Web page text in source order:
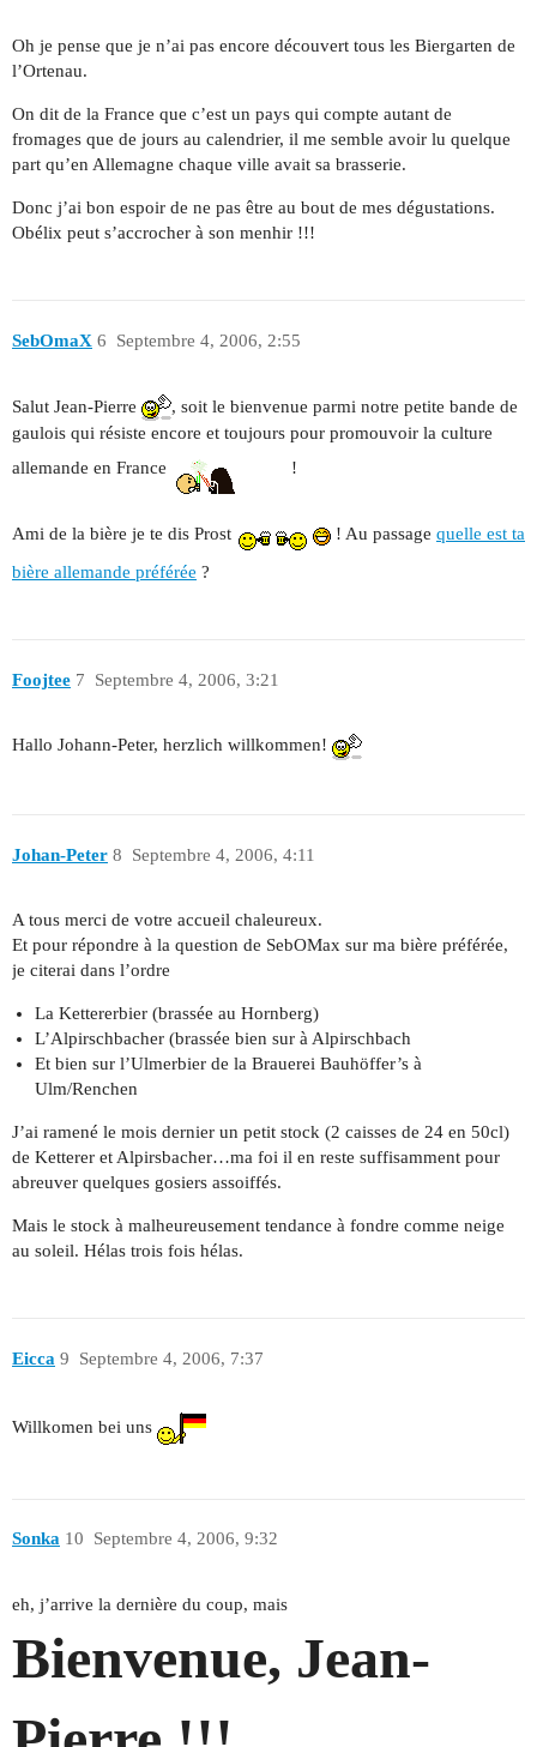
Oh je pense que je n’ai pas encore découvert tous les Biergarten de
l’Ortenau.
On dit de la France que c’est un pays qui compte autant de
fromages que de jours au calendrier, il me semble avoir lu quelque
part qu’en Allemagne chaque ville avait sa brasserie.
Donc j’ai bon espoir de ne pas être au bout de mes dégustations.
Obélix peut s’accrocher à son menhir !!!
SebOmaX Septembre 4, 2006, 2:55
6
Salut Jean-Pierre
, soit le bienvenue parmi notre petite bande de
gaulois qui résiste encore et toujours pour promouvoir la culture
allemande en France
!
Ami de la bière je te dis Prost ! Au passage quelle est ta
bière allemande préférée ?
Foojtee Septembre 4, 2006, 3:21
7
Hallo Johann-Peter, herzlich willkommen!
Johan-Peter Septembre 4, 2006, 4:11
8
A tous merci de votre accueil chaleureux.
Et pour répondre à la question de SebOMax sur ma bière préférée,
je citerai dans l’ordre
La Kettererbier (brassée au Hornberg)
L’Alpirschbacher (brassée bien sur à Alpirschbach
Et bien sur l’Ulmerbier de la Brauerei Bauhöffer’s à
Ulm/Renchen
J’ai ramené le mois dernier un petit stock (2 caisses de 24 en 50cl)
de Ketterer et Alpirsbacher…ma foi il en reste suffisamment pour
abreuver quelques gosiers assoiffés.
Mais le stock à malheureusement tendance à fondre comme neige
au soleil. Hélas trois fois hélas.
Eicca Septembre 4, 2006, 7:37
9
Willkomen bei uns
Sonka Septembre 4, 2006, 9:32
10
eh, j’arrive la dernière du coup, mais
Bienvenue, Jean-